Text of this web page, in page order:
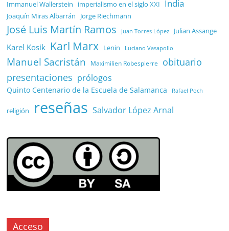
Immanuel Wallerstein imperialismo en el siglo XXI India
Joaquín Miras Albarrán Jorge Riechmann
José Luis Martín Ramos Juan Torres López Julian Assange
Karel Kosík Karl Marx Lenin Luciano Vasapollo
Manuel Sacristán Maximilien Robespierre
obituario
presentaciones prólogos
Quinto Centenario de la Escuela de Salamanca Rafael Poch
religión reseñas Salvador López Arnal
Acceso